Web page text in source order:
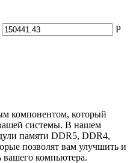
Р
компонентом, который
системы. В нашем
памяти DDR5, DDR4,
позволят вам улучшить и
компьютера.